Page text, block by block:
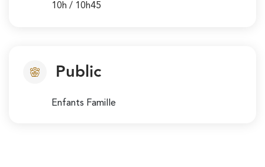
10h / 10h45
Public
Enfants Famille